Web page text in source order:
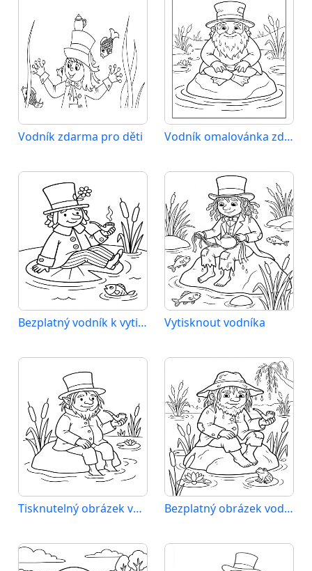
Vodník zdarma pro děti Vodník omalovánka zdarma
Bezplatný vodník k vytištění Vytisknout vodníka
Tisknutelný obrázek vodníka Bezplatný obrázek vodníka